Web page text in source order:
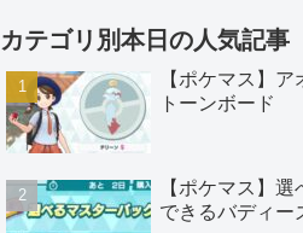
カテゴリ別本日の人気記事
【ポケマス】
トーンボード
【ポケマス】
できるバディー